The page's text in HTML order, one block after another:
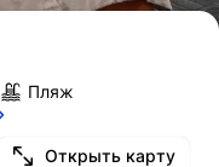
Открыть карту
Пляж